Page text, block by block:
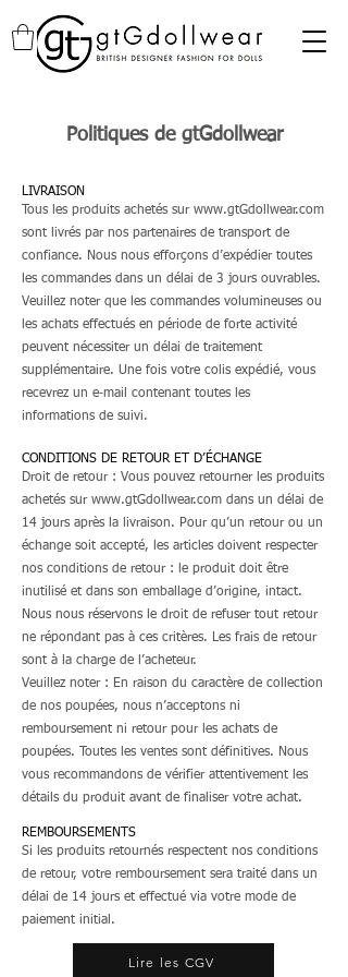
Politiques de gtGdollwear
LIVRAISON
Tous les produits achetés sur www.gtGdollwear.com
sont livrés par nos partenaires de transport de
confiance. Nous nous efforçons d’expédier toutes
les commandes dans un délai de 3 jours ouvrables.
Veuillez noter que les commandes volumineuses ou
les achats effectués en période de forte activité
peuvent nécessiter un délai de traitement
supplémentaire. Une fois votre colis expédié, vous
recevrez un e‑mail contenant toutes les
informations de suivi.
CONDITIONS DE RETOUR ET D’ÉCHANGE
Droit de retour : Vous pouvez retourner les produits
achetés sur www.gtGdollwear.com dans un délai de
14 jours après la livraison. Pour qu’un retour ou un
échange soit accepté, les articles doivent respecter
nos conditions de retour : le produit doit être
inutilisé et dans son emballage d’origine, intact.
Nous nous réservons le droit de refuser tout retour
ne répondant pas à ces critères. Les frais de retour
sont à la charge de l’acheteur.
Veuillez noter : En raison du caractère de collection
de nos poupées, nous n’acceptons ni
remboursement ni retour pour les achats de
poupées. Toutes les ventes sont définitives. Nous
vous recommandons de vérifier attentivement les
détails du produit avant de finaliser votre achat.
REMBOURSEMENTS
Si les produits retournés respectent nos conditions
de retour, votre remboursement sera traité dans un
délai de 14 jours et effectué via votre mode de
paiement initial.
Lire les CGV